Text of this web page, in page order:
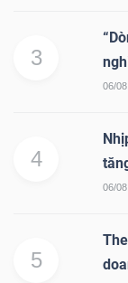
3
06/
4
06/
5